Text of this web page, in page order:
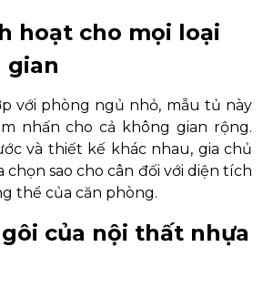
hoạt cho mọi loại
gian
với phòng ngủ nhỏ, mẫu tủ này
nhấn cho cả không gian rộng.
và thiết kế khác nhau, gia chủ
sao cho cân đối với diện tích
thể của căn phòng.
của nội thất nhựa